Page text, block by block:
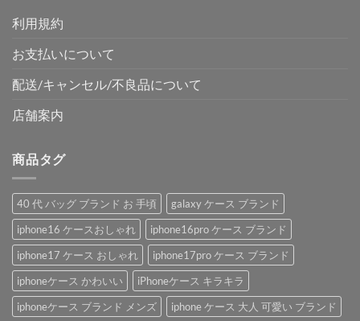
利用規約
お支払いについて
配送/キャンセル/不良品について
店舗案内
商品タグ
40 代 バッグ ブランド お 手頃
galaxy ケース ブランド
iphone16 ケースおしゃれ
iphone16pro ケース ブランド
iphone17 ケース おしゃれ
iphone17pro ケース ブランド
iphoneケース かわいい
iPhoneケース キラキラ
iphoneケース ブランド メンズ
iphone ケース 大人 可愛い ブランド